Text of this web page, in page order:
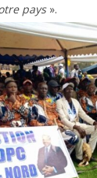
pays ».